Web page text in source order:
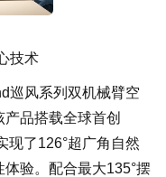
技术
巡风系列双机械臂空
品搭载全球首创
现了126°超广角自然
验。配合最大135°摆